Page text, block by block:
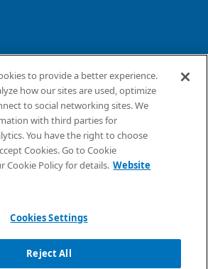
ポリシー
to provide a better experience.
how our sites are used, optimize
to social networking sites. We
with third parties for
You have the right to choose
Cookies. Go to Cookie
Cookie Policy for details. Website
Cookies Settings
Reject All